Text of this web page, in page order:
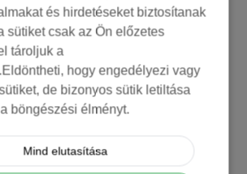
és hirdetéseket biztosítanak
sütiket csak az Ön előzetes
tároljuk a
hogy engedélyezi vagy
de bizonyos sütik letiltása
böngészési élményt.
Mind elutasítása
rendelkező hirdetést
hirdetni. A jobb minőségű hirdetések
és jobb hirdetési pozíciókhoz
sok pénze, fordítson időt a minősége